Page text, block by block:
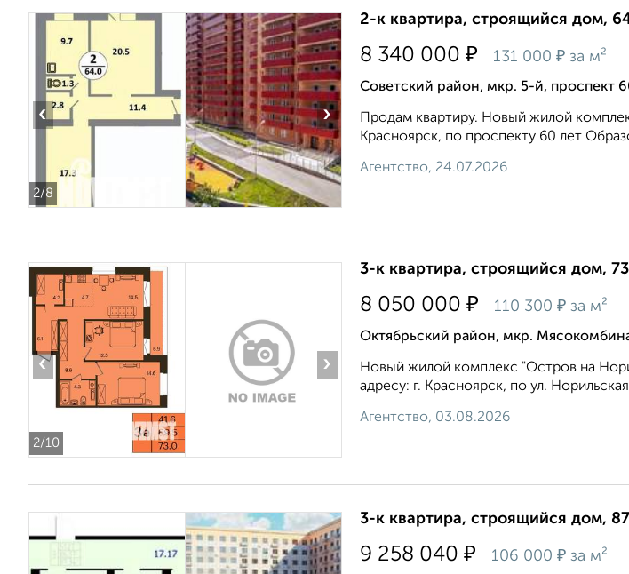
2/8
‹ ›
2-к квартира, строящийся дом,
8 340 000 ₽ 131 000 ₽ за м²
Советский район, мкр. 5-й, проспект
Продам квартиру. Новый жилой
Красноярск, по проспекту 60 лет
Агентство, 24.07.2026
2/10
‹ ›
3-к квартира, строящийся дом,
8 050 000 ₽ 110 300 ₽ за м²
Октябрьский район, мкр.
Новый жилой комплекс "Остров на
адресу: г. Красноярск, по ул.
Агентство, 03.08.2026
3-к квартира, строящийся дом,
9 258 040 ₽ 106 000 ₽ за м²